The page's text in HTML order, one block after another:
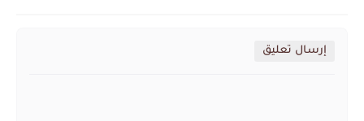
إرسال تعليق